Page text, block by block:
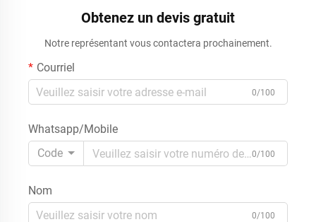
Obtenez un devis gratuit
Notre représentant vous contactera prochainement.
Courriel
0/100
Whatsapp/Mobile
Code
0/100
Nom
0/100